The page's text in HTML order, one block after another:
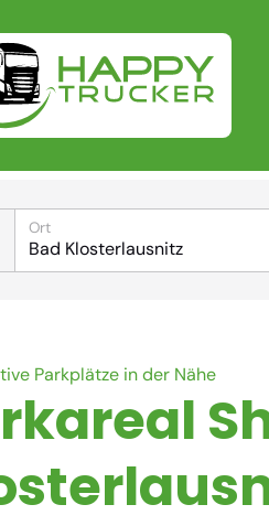
Ort
Parkplätze in der Nähe